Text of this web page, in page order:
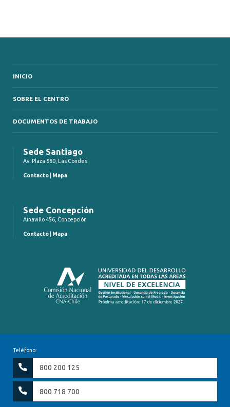
INICIO
SOBRE EL CENTRO
DOCUMENTOS DE TRABAJO
Sede Santiago
Av. Plaza 680, Las Condes
Contacto Mapa
Sede Concepción
Ainavillo 456, Concepción
Contacto Mapa
Teléfono:
800 200 125
800 718 700